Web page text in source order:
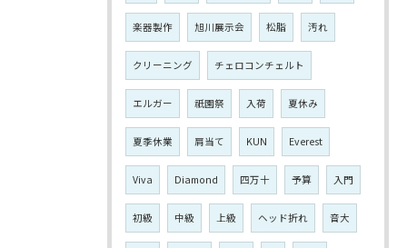
楽器製作 旭川展示会 松脂 汚れ
クリーニング チェロコンチェルト
エルガー 祇園祭 入荷 夏休み
夏季休業 肩当て KUN Everest
Viva Diamond 四万十 予算 入門
初級 中級 上級 ヘッド折れ 音大